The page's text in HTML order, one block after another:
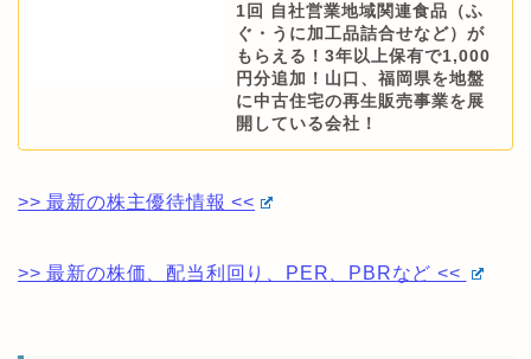
1回 自社営業地域関連食品（ふ
ぐ・うに加工品詰合せなど）が
もらえる！3年以上保有で1,000
円分追加！山口、福岡県を地盤
に中古住宅の再生販売事業を展
開している会社！
>> 最新の株主優待情報 <<
>> 最新の株価、配当利回り、PER、PBRなど <<